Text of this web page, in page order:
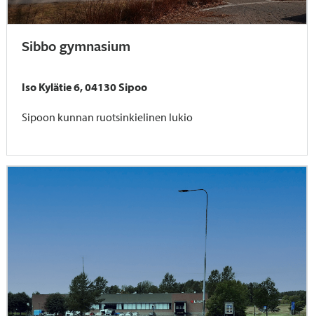
Sibbo gymnasium
Iso Kylätie 6, 04130 Sipoo
Sipoon kunnan ruotsinkielinen lukio